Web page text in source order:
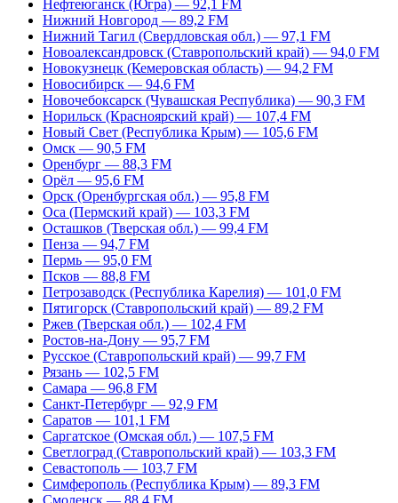
Нефтеюганск (Югра) — 92,1 FM
Нижний Новгород — 89,2 FM
Нижний Тагил (Свердловская обл.) — 97,1 FM
Новоалександровск (Ставропольский край) — 94,0 FM
Новокузнецк (Кемеровская область) — 94,2 FM
Новосибирск — 94,6 FM
Новочебоксарск (Чувашская Республика) — 90,3 FM
Норильск (Красноярский край) — 107,4 FM
Новый Свет (Республика Крым) — 105,6 FM
Омск — 90,5 FM
Оренбург — 88,3 FM
Орёл — 95,6 FM
Орск (Оренбургская обл.) — 95,8 FM
Оса (Пермский край) — 103,3 FM
Осташков (Тверская обл.) — 99,4 FM
Пенза — 94,7 FM
Пермь — 95,0 FM
Псков — 88,8 FM
Петрозаводск (Республика Карелия) — 101,0 FM
Пятигорск (Ставропольский край) — 89,2 FM
Ржев (Тверская обл.) — 102,4 FM
Ростов-на-Дону — 95,7 FM
Русское (Ставропольский край) — 99,7 FM
Рязань — 102,5 FM
Самара — 96,8 FM
Санкт-Петербург — 92,9 FM
Саратов — 101,1 FM
Саргатское (Омская обл.) — 107,5 FM
Светлоград (Ставропольский край) — 103,3 FM
Севастополь — 103,7 FM
Симферополь (Республика Крым) — 89,3 FM
Смоленск — 88,4 FM